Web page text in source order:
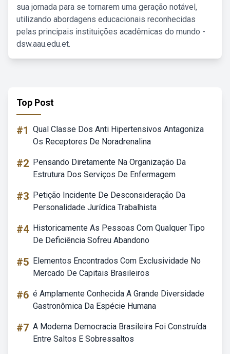
sua jornada para se tornarem uma geração notável,
utilizando abordagens educacionais reconhecidas
pelas principais instituições acadêmicas do mundo -
dsw.aau.edu.et.
Top Post
#1 Qual Classe Dos Anti Hipertensivos Antagoniza
Os Receptores De Noradrenalina
#2 Pensando Diretamente Na Organização Da
Estrutura Dos Serviços De Enfermagem
#3 Petição Incidente De Desconsideração Da
Personalidade Jurídica Trabalhista
#4 Historicamente As Pessoas Com Qualquer Tipo
De Deficiência Sofreu Abandono
#5 Elementos Encontrados Com Exclusividade No
Mercado De Capitais Brasileiros
#6 é Amplamente Conhecida A Grande Diversidade
Gastronômica Da Espécie Humana
#7 A Moderna Democracia Brasileira Foi Construída
Entre Saltos E Sobressaltos